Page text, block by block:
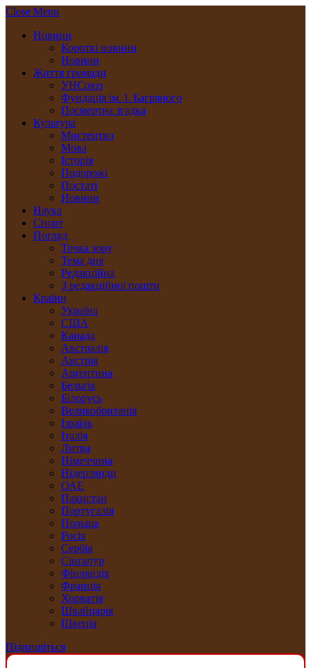
Close Menu
Новини
Короткі новини
Новини
Життя громади
УНСоюз
Фундація ім. І. Багряного
Посмертна згадка
Культура
Мистецтво
Мова
Історія
Подорожі
Постаті
Новини
Наука
Спорт
Погляд
Точка зору
Тема дня
Редакційна
З редакційної пошти
Країни
Україна
США
Канада
Австралія
Австрія
Арґентина
Бельгія
Білорусь
Великобританія
Ізраїль
Італія
Литва
Німеччина
Нідерлянди
ОАЕ
Пакистан
Португалія
Польща
Росія
Сербія
Сінґапур
Фінляндія
Франція
Хорватія
Швайцарія
Швеція
Підпишіться